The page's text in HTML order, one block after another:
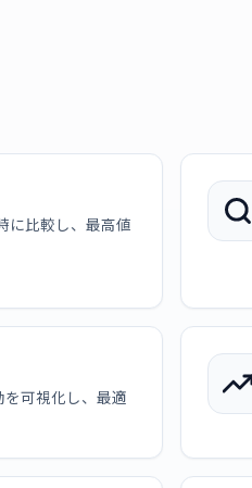
に比較し、最高値
可視化し、最適